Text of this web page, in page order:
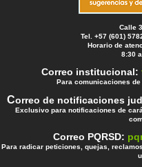
Calle
Tel. +57 (601)
Horario de
8:30
Correo institucional:
Para comunicaciones
Correo de notificaciones
Exclusivo para notificaciones de
Correo PQRSD:
Para radicar peticiones, quejas,